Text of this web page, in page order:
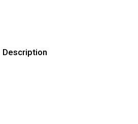
Description